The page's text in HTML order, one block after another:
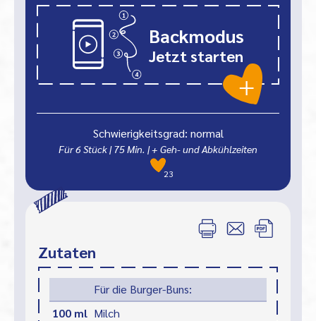
Backmodus
Jetzt starten
Schwierigkeitsgrad: normal
Für 6 Stück |75 Min. | + Geh- und Abkühlzeiten
23
Zutaten
Für die Burger-Buns:
100 ml Milch